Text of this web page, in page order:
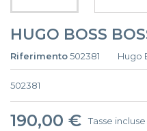
HUGO BOSS
Riferimento502381 Hugo
502381
190,00 € Tasse incluse